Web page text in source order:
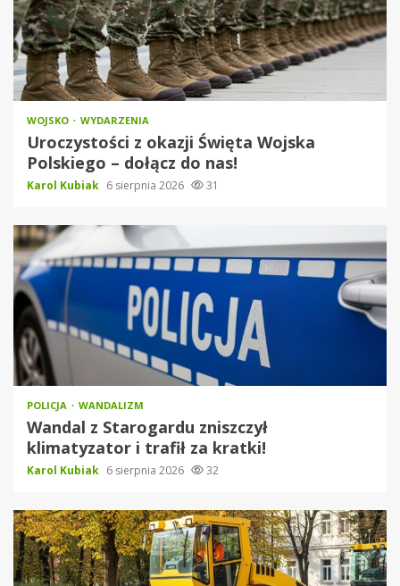
WOJSKO WYDARZENIA
Uroczystości z okazji Święta Wojska
Polskiego – dołącz do nas!
Karol Kubiak 6 sierpnia 2026 31
POLICJA WANDALIZM
Wandal z Starogardu zniszczył
klimatyzator i trafił za kratki!
Karol Kubiak 6 sierpnia 2026 32